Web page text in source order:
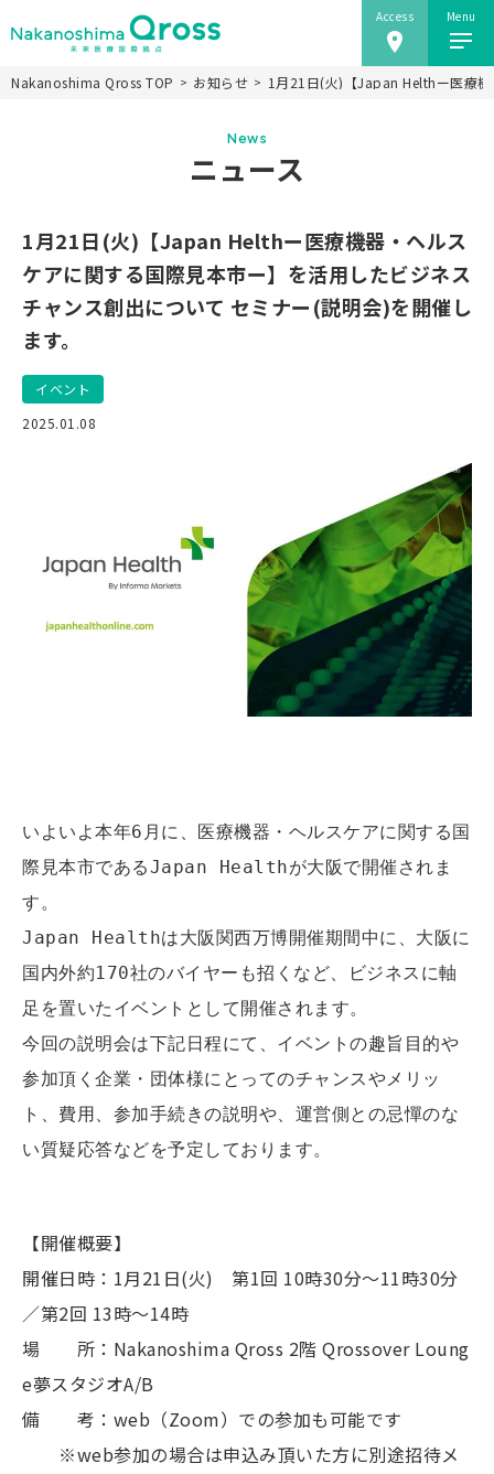
Access Menu
Nakanoshima Qrossについて
未来医療推進機構
事業紹介
ニュース
施設情報
アクセス
当ウェブサイトのご利用にあたり
Nakanoshima Qross TOP お知らせ 1月21日(火)【Japan Helthー医療
News
ニュース
1月21日(火)【Japan Helthー医療機器・ヘルス
ケアに関する国際見本市ー】を活用したビジネス
チャンス創出について セミナー(説明会)を開催し
ます。
イベント
2025.01.08
いよいよ本年6月に、医療機器・ヘルスケアに関する国
際見本市であるJapan Healthが大阪で開催されま
す。
Japan Healthは大阪関西万博開催期間中に、大阪に
国内外約170社のバイヤーも招くなど、ビジネスに軸
足を置いたイベントとして開催されます。
今回の説明会は下記日程にて、イベントの趣旨目的や
参加頂く企業・団体様にとってのチャンスやメリッ
ト、費用、参加手続きの説明や、運営側との忌憚のな
い質疑応答などを予定しております。
【開催概要】
開催日時：1月21日(火) 第1回 10時30分～11時30分
／第2回 13時～14時
場 所：Nakanoshima Qross 2階 Qrossover Loung
e夢スタジオA/B
備 考：web（Zoom）での参加も可能です
※web参加の場合は申込み頂いた方に別途招待メ